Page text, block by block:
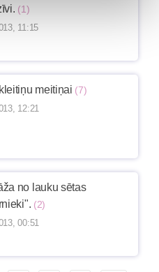
(1)
11:15
meitiņai (7)
12:21
no lauku sētas
(2)
00:51